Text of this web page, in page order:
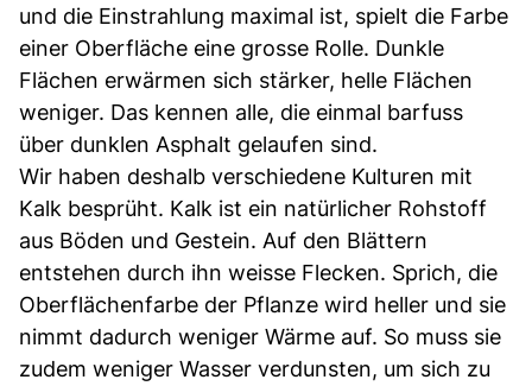
und die Einstrahlung maximal ist, spielt die Farbe
einer Oberfläche eine grosse Rolle. Dunkle
Flächen erwärmen sich stärker, helle Flächen
weniger. Das kennen alle, die einmal barfuss
über dunklen Asphalt gelaufen sind.
Wir haben deshalb verschiedene Kulturen mit
Kalk besprüht. Kalk ist ein natürlicher Rohstoff
aus Böden und Gestein. Auf den Blättern
entstehen durch ihn weisse Flecken. Sprich, die
Oberflächenfarbe der Pflanze wird heller und sie
nimmt dadurch weniger Wärme auf. So muss sie
zudem weniger Wasser verdunsten, um sich zu